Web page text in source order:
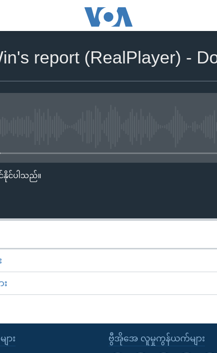
report (RealPlayer) -
နိုင်ပါသည်။
ဗွီအိုအေ လူမှုကွန်ယက်များ
ား